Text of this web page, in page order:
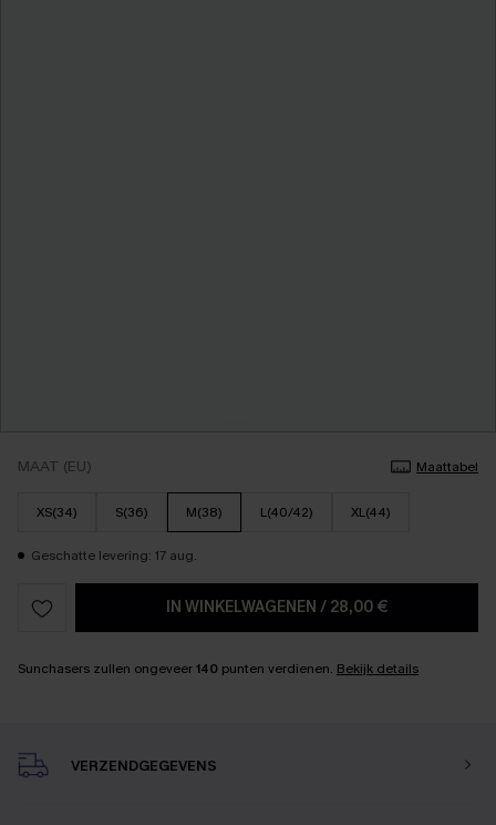
MAAT (EU) Maattabel
XS(34) S(36) M(38) L(40/42) XL(44)
Geschatte levering: 17 aug.
IN WINKELWAGENEN / 28,00 €
Sunchasers zullen ongeveer140 punten verdienen. Bekijk details
VERZENDGEGEVENS